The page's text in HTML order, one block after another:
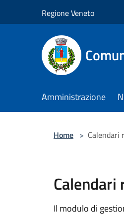
Regione Veneto
Amministrazione
Home > Calendari
Il modulo di